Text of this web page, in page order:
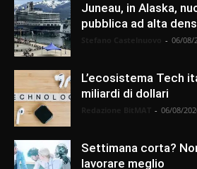
Juneau, in Alaska,
pubblica ad alta
- 06/08/
L’ecosistema Tech
miliardi di dollari
- 06/08/
Settimana corta?
lavorare meglio